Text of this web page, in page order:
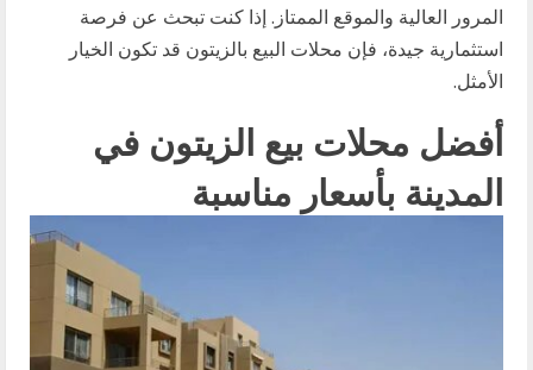
المرور العالية والموقع الممتاز. إذا كنت تبحث عن فرصة
استثمارية جيدة، فإن محلات البيع بالزيتون قد تكون الخيار
الأمثل.
أفضل محلات بيع الزيتون في
المدينة بأسعار مناسبة